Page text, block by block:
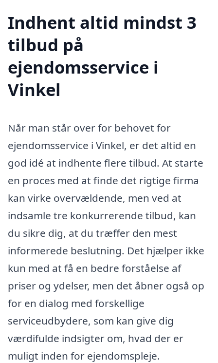
Indhent altid mindst 3
tilbud på
ejendomsservice i
Vinkel
Når man står over for behovet for
ejendomsservice i Vinkel, er det altid en
god idé at indhente flere tilbud. At starte
en proces med at finde det rigtige firma
kan virke overvældende, men ved at
indsamle tre konkurrerende tilbud, kan
du sikre dig, at du træffer den mest
informerede beslutning. Det hjælper ikke
kun med at få en bedre forståelse af
priser og ydelser, men det åbner også op
for en dialog med forskellige
serviceudbydere, som kan give dig
værdifulde indsigter om, hvad der er
muligt inden for ejendomspleje.